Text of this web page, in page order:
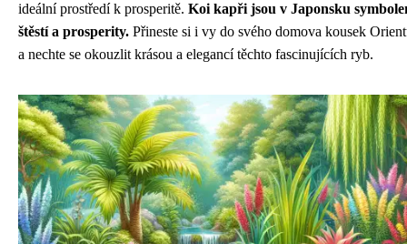
ideální prostředí k prosperitě. Koi kapři jsou v Japonsku
štěstí a prosperity. Přineste si i vy do svého domova kousek
a nechte se okouzlit krásou a elegancí těchto fascinujících ryb.